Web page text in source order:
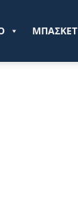
ΜΠΑΣΚΕΤ